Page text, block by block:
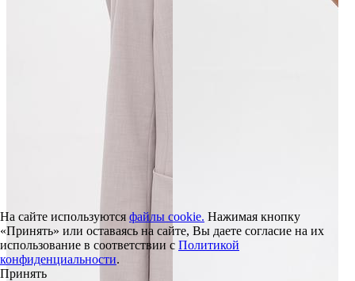
На сайте используются файлы cookie. Нажимая кнопку
«Принять» или оставаясь на сайте, Вы даете согласие на их
использование в соответствии с Политикой
конфиденциальности.
Принять